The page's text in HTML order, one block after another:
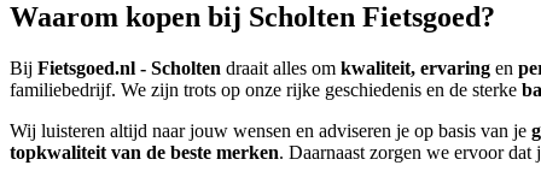
Waarom kopen bij Scholten Fietsgoed?
Bij Fietsgoed.nl - Scholten draait alles om kwaliteit, ervaring en
familiebedrijf. We zijn trots op onze rijke geschiedenis en de sterke
Wij luisteren altijd naar jouw wensen en adviseren je op basis van je
topkwaliteit van de beste merken. Daarnaast zorgen we ervoor